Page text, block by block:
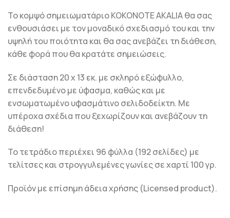
Το κομψό σημειωματάριο KOKONOTE AKALIA θα σας
ενθουσιάσει με τον μοναδικό σχεδιασμό του και την
υψηλή του ποιότητα και θα σας ανεβάζει τη διάθεση,
κάθε φορά που θα κρατάτε σημειώσεις.
Σε διάσταση 20 x 13 εκ. με σκληρό εξώφυλλο,
επενδεδυμένο με ύφασμα, καθώς και με
ενσωματωμένο υφασμάτινο σελιδοδείκτη. Με
υπέροχα σχέδια που ξεχωρίζουν και ανεβάζουν τη
διάθεση!
Το τετράδιο περιέχει 96 φύλλα (192 σελίδες) με
τελίτσες και στρογγυλεμένες γωνίες σε χαρτί 100 γρ.
Προϊόν με επίσημη άδεια χρήσης (Licensed product).